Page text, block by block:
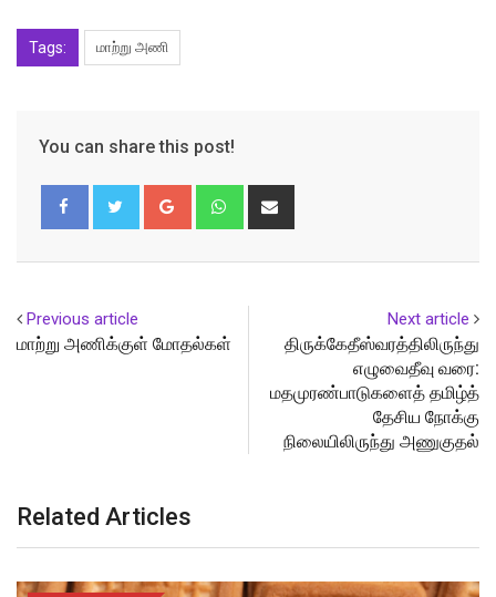
Tags: மாற்று அணி
You can share this post!
Google+ Whatsapp
Previous article
மாற்று அணிக்குள் மோதல்கள்
Next article
திருக்கேதீஸ்வரத்திலிருந்து
எழுவைதீவு வரை:
மதமுரண்பாடுகளைத் தமிழ்த்
தேசிய நோக்கு
நிலையிலிருந்து அணுகுதல்
Related Articles